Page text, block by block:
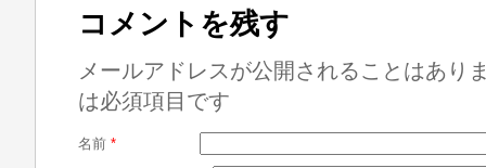
コメントを残す
メールアドレスが公開されることはあり
は必須項目です
名前 *